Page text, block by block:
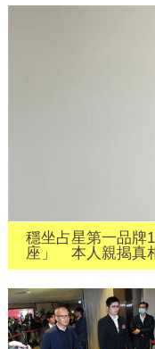
穩坐占星第一品牌
座」 本人親揭真